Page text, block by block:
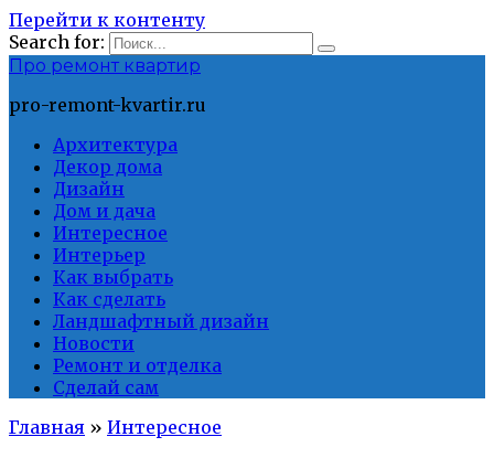
Перейти к контенту
Search for:
Про ремонт квартир
pro-remont-kvartir.ru
Архитектура
Декор дома
Дизайн
Дом и дача
Интересное
Интерьер
Как выбрать
Как сделать
Ландшафтный дизайн
Новости
Ремонт и отделка
Сделай сам
Главная » Интересное